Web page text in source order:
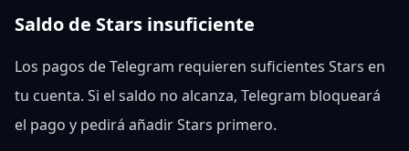
Saldo de Stars insuficiente
Los pagos de Telegram requieren suficientes Stars en
tu cuenta. Si el saldo no alcanza, Telegram bloqueará
el pago y pedirá añadir Stars primero.